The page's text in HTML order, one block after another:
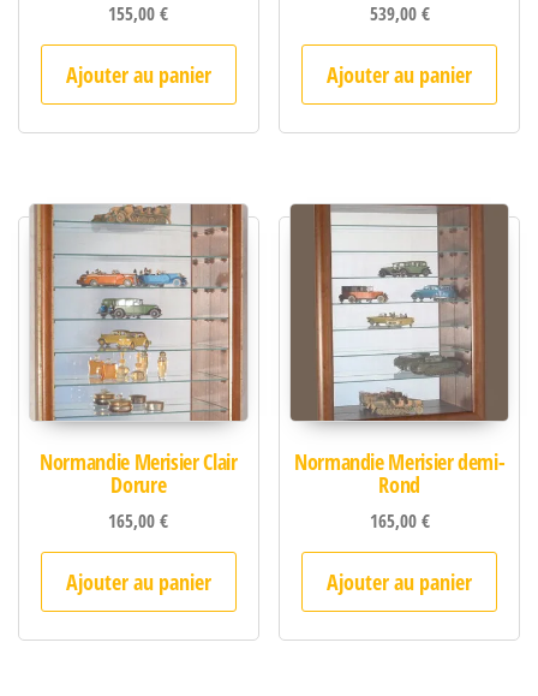
155,00€
Ajouter au panier
539,00€
Ajouter au panier
Normandie Merisier Clair
Dorure
165,00€
Ajouter au panier
Normandie Merisier demi-
Rond
165,00€
Ajouter au panier